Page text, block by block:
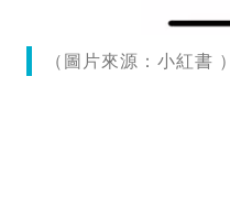
（圖片來源：小紅書 ）